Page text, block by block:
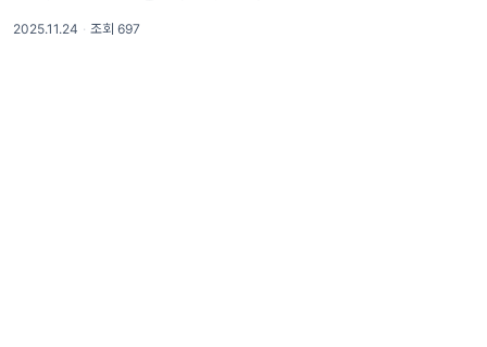
장을 전해드려요. 📺 올해 방송미디어통신위원
2025.11.24 · 조회 697